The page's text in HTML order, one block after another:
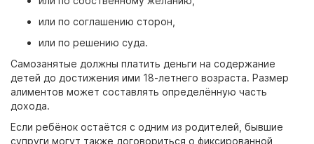
или по соглашению сторон,
или по решению суда.
Самозанятые должны платить деньги на содержание
детей до достижения ими 18-летнего возраста. Размер
алиментов может составлять определённую часть
дохода.
Если ребёнок остаётся с одним из родителей, бывшие
супруги могут также договориться о фиксированной